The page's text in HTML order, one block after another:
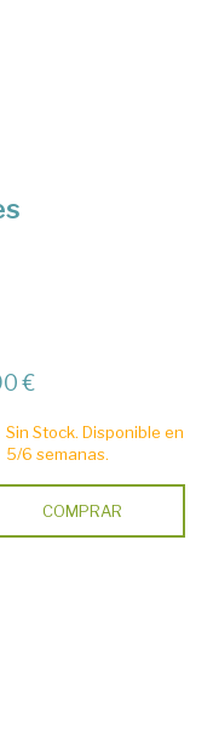
€
Sin Stock. Disponible en
5/6 semanas.
COMPRAR